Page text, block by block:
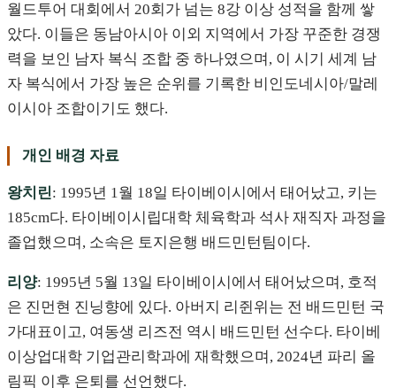
월드투어 대회에서 20회가 넘는 8강 이상 성적을 함께 쌓
았다. 이들은 동남아시아 이외 지역에서 가장 꾸준한 경쟁
력을 보인 남자 복식 조합 중 하나였으며, 이 시기 세계 남
자 복식에서 가장 높은 순위를 기록한 비인도네시아/말레
이시아 조합이기도 했다.
개인 배경 자료
왕치린: 1995년 1월 18일 타이베이시에서 태어났고, 키는
185cm다. 타이베이시립대학 체육학과 석사 재직자 과정을
졸업했으며, 소속은 토지은행 배드민턴팀이다.
리양: 1995년 5월 13일 타이베이시에서 태어났으며, 호적
은 진먼현 진닝향에 있다. 아버지 리쥔위는 전 배드민턴 국
가대표이고, 여동생 리즈전 역시 배드민턴 선수다. 타이베
이상업대학 기업관리학과에 재학했으며, 2024년 파리 올
림픽 이후 은퇴를 선언했다.